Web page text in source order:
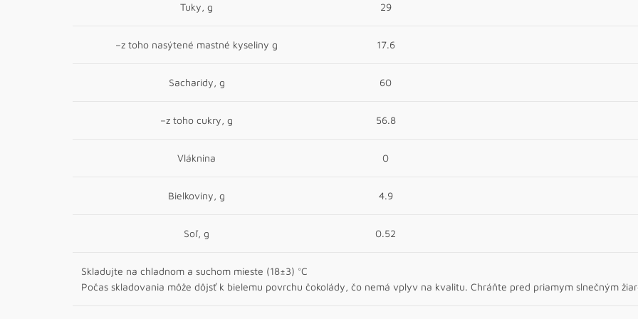
Tuky, g 29
–z toho nasýtené mastné kyseliny g 17.6
Sacharidy, g 60
–z toho cukry, g 56.8
Vláknina 0
Bielkoviny, g 4.9
Soľ, g 0.52
Skladujte na chladnom a suchom mieste (18±3) °C
Počas skladovania môže dôjsť k bielemu povrchu čokolády, čo nemá vplyv na kvalitu. Chráňte pred priamym slnečným